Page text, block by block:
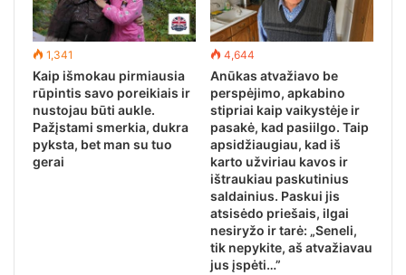
1,341
Kaip išmokau pirmiausia
rūpintis savo poreikiais ir
nustojau būti aukle.
Pažįstami smerkia, dukra
pyksta, bet man su tuo
gerai
4,644
Anūkas atvažiavo be
perspėjimo, apkabino
stipriai kaip vaikystėje ir
pasakė, kad pasiilgo. Taip
apsidžiaugiau, kad iš
karto užviriau kavos ir
ištraukiau paskutinius
saldainius. Paskui jis
atsisėdo priešais, ilgai
nesiryžo ir tarė: „Seneli,
tik nepykite, aš atvažiavau
jus įspėti…”